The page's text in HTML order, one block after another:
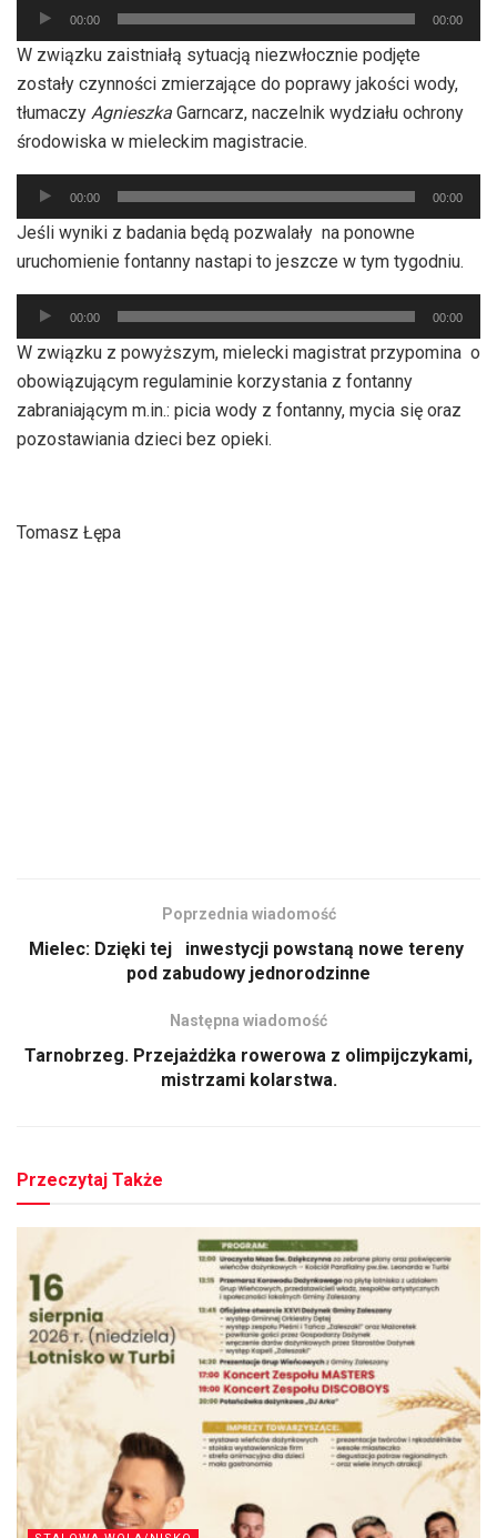
Odtwarzacz
plików
dźwiękowych
00:00 00:00
W związku zaistniałą sytuacją niezwłocznie podjęte
zostały czynności zmierzające do poprawy jakości wody,
tłumaczy Agnieszka Garncarz, naczelnik wydziału ochrony
środowiska w mieleckim magistracie.
Odtwarzacz
plików
dźwiękowych
00:00 00:00
Jeśli wyniki z badania będą pozwalały na ponowne
uruchomienie fontanny nastapi to jeszcze w tym tygodniu.
Odtwarzacz
plików
dźwiękowych
00:00 00:00
W związku z powyższym, mielecki magistrat przypomina o
obowiązującym regulaminie korzystania z fontanny
zabraniającym m.in.: picia wody z fontanny, mycia się oraz
pozostawiania dzieci bez opieki.
Tomasz Łępa
Poprzednia wiadomość
Mielec: Dzięki tej inwestycji powstaną nowe tereny
pod zabudowy jednorodzinne
Następna wiadomość
Tarnobrzeg. Przejażdżka rowerowa z olimpijczykami,
mistrzami kolarstwa.
Przeczytaj Także